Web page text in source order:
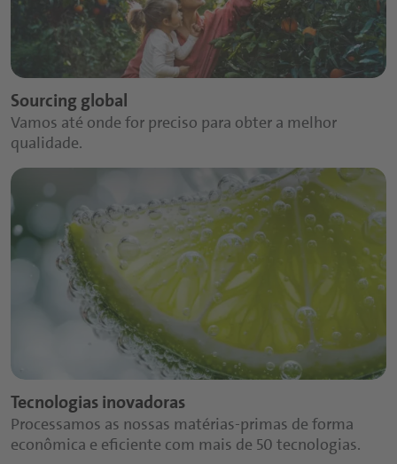
Sourcing global
Vamos até onde for preciso para obter a melhor
qualidade.
Tecnologias inovadoras
Processamos as nossas matérias-primas de forma
econômica e eficiente com mais de 50 tecnologias.